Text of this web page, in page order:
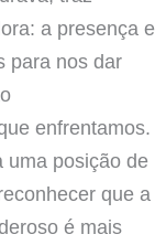
a presença e
para nos dar
enfrentamos.
uma posição de
que a
é mais